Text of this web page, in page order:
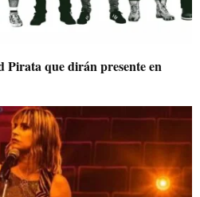
Pirata que dirán presente en